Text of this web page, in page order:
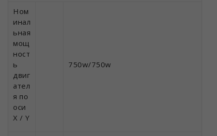
Ном
инал
ьная
мощ
ност
ь
двиг
ател
я по
оси
X / Y
750w/750w